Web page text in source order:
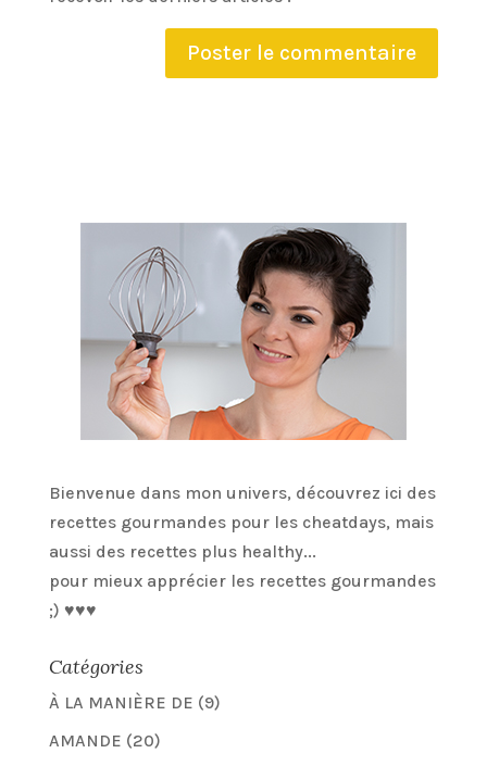
Bienvenue dans mon univers, découvrez ici des
recettes gourmandes pour les cheatdays, mais
aussi des recettes plus healthy...
pour mieux apprécier les recettes gourmandes
;) ♥♥♥
Catégories
À LA MANIÈRE DE (9)
AMANDE (20)